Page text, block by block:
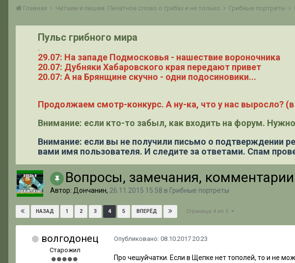
Главная Читаем и пишем. Печатное слово о грибах и не только Грибные портреты
Пульс грибного мира
.
29.07: На западе Подмосковья - нашествие вороночника
20.07: Дубняки Хабаровского края передают привет
20.07: А на Брянщине скучно - одни подосиновики...
Продолжаем смотр-конкурс. А ну-ка, что у нас выросло? (в
Внимание: если кто-то забыл, как входить на форум.
Внимание: если вы не получили письмо о подтверждении
вами имя пользователя. И следите за ответами. Спам
Вопросы, замечания,
Автор: Дончанин, 26.11.2015 15:58 в Грибные портреты
НАЗАД 1 2 3 4 5 ВПЕРЁД Страница 4 из 5
волгодонец
Старожил
Опубликовано: 08.10.2017 20:23
Про чешуйчатки. Если в Щепке нет тополей, то и не